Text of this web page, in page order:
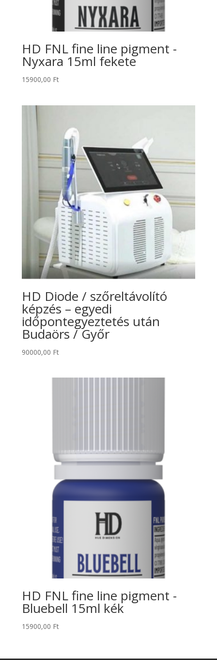
HD FNL fine line pigment -
Nyxara 15ml fekete
15900,00 Ft
HD Diode / szőreltávolító
képzés – egyedi
időpontegyeztetés után
Budaörs / Győr
90000,00 Ft
HD FNL fine line pigment -
Bluebell 15ml kék
15900,00 Ft